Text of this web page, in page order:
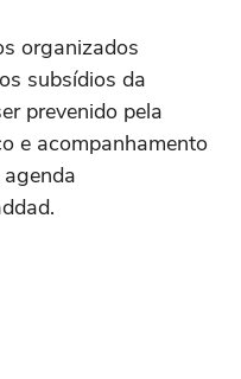
organizados
subsídios da
prevenido pela
e acompanhamento